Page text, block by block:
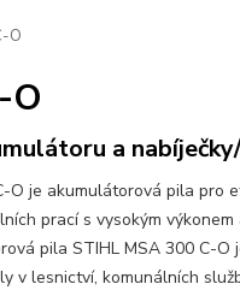
O
O
a
O je akumulátorová pila pro
prací s vysokým výkonem
pila STIHL MSA 300 C-O
v lesnictví, komunálních